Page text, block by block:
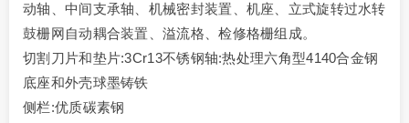
动轴、中间支承轴、机械密封装置、机座、立式旋转过水转
鼓栅网自动耦合装置、溢流格、检修格栅组成。
切割刀片和垫片:3Cr13不锈钢轴:热处理六角型4140合金钢
底座和外壳球墨铸铁
侧栏:优质碳素钢